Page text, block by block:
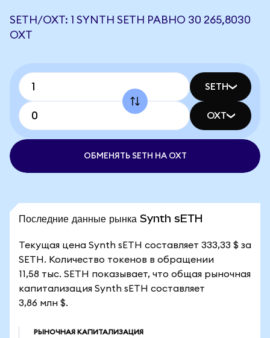
SETH/OXT: 1 SYNTH SETH РАВНО 30 265,8030
OXT
SETH
OXT
ОБМЕНЯТЬ SETH НА OXT
Последние данные рынка Synth sETH
Текущая цена Synth sETH составляет 333,33 $ за
SETH. Количество токенов в обращении
11,58 тыс. SETH показывает, что общая рыночная
капитализация Synth sETH составляет
3,86 млн $.
РЫНОЧНАЯ КАПИТАЛИЗАЦИЯ